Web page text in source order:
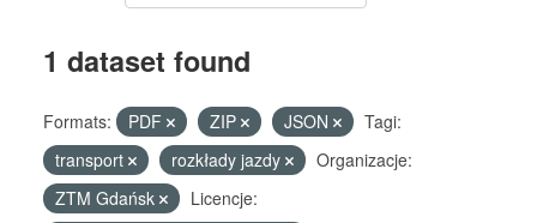
1 dataset found
Formats: PDF ZIP JSON
Tagi:
transport
rozkłady jazdy
Organizacje:
ZTM Gdańsk
Licencje: